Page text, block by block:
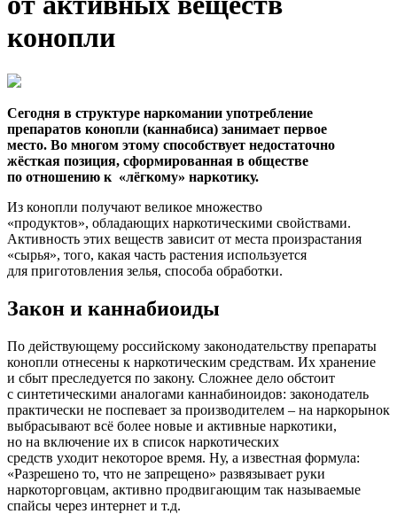
конопли
Сегодня в структуре наркомании употребление
препаратов конопли (каннабиса) занимает первое
место. Во многом этому способствует недостаточно
жёсткая позиция, сформированная в обществе
по отношению к «лёгкому» наркотику.
Из конопли получают великое множество
«продуктов», обладающих наркотическими свойствами.
Активность этих веществ зависит от места произрастания
«сырья», того, какая часть растения используется
для приготовления зелья, способа обработки.
Закон и каннабиоиды
По действующему российскому законодательству препараты
конопли отнесены к наркотическим средствам. Их хранение
и сбыт преследуется по закону. Сложнее дело обстоит
с синтетическими аналогами каннабиноидов: законодатель
практически не поспевает за производителем – на наркорынок
выбрасывают всё более новые и активные наркотики,
но на включение их в список наркотических
средств уходит некоторое время. Ну, а известная формула:
«Разрешено то, что не запрещено» развязывает руки
наркоторговцам, активно продвигающим так называемые
спайсы через интернет и т.д.